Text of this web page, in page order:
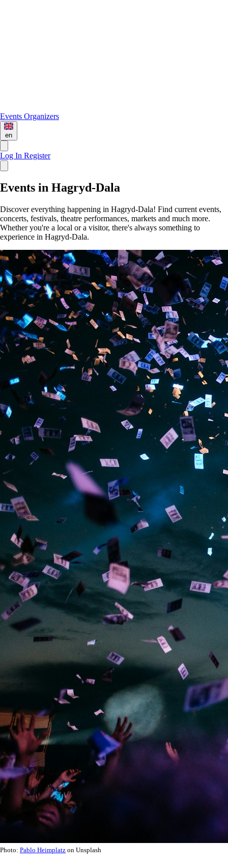
Events Organizers
en
Log In Register
Events in Hagryd-Dala
Discover everything happening in Hagryd-Dala! Find current events,
concerts, festivals, theatre performances, markets and much more.
Whether you're a local or a visitor, there's always something to
experience in Hagryd-Dala.
Photo: Pablo Heimplatz on Unsplash